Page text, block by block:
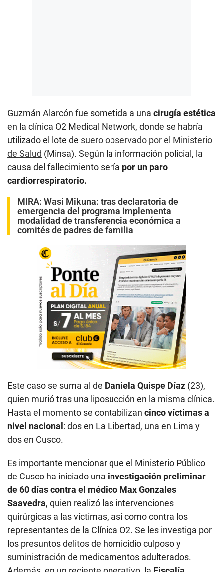
Guzmán Alarcón fue sometida a una cirugía estética
en la clínica O2 Medical Network, donde se habría
utilizado el lote de suero observado por el Ministerio
de Salud (Minsa). Según la información policial, la
causa del fallecimiento sería por un paro
cardiorrespiratorio.
MIRA: Wasi Mikuna: tras declaratoria de
emergencia del programa implementa
modalidad de transferencia económica a
comités de padres de familia
Este caso se suma al de Daniela Quispe Díaz (23),
quien murió tras una liposucción en la misma clínica.
Hasta el momento se contabilizan cinco víctimas a
nivel nacional : dos en La Libertad, una en Lima y
dos en Cusco.
Es importante mencionar que el Ministerio Público
de Cusco ha iniciado una investigación preliminar
de 60 días contra el médico Max Gonzales
Saavedra, quien realizó las intervenciones
quirúrgicas a las víctimas, así como contra los
representantes de la Clínica O2. Se les investiga por
los presuntos delitos de homicidio culposo y
suministración de medicamentos adulterados.